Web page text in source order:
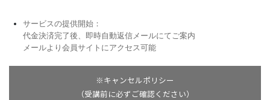
サービスの提供開始：
代金決済完了後、即時自動返信メールにてご案内
メールより会員サイトにアクセス可能
※キャンセルポリシー
（受講前に必ずご確認ください）